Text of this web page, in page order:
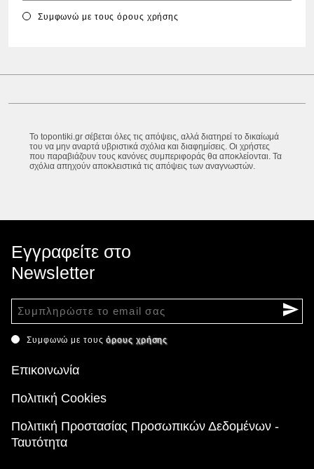
Συμφωνώ με τουςόρους χρήσης
Το topontiki.gr σέβεται όλες τις απόψεις, αλλά διατηρεί το δικαίωμά
του να μην αναρτά υβριστικά σχόλια και διαφημίσεις. Οι χρήστες
που παραβιάζουν τους κανόνες συμπεριφοράς θα αποκλείονται. Τα
σχόλια απηχούν αποκλειστικά τις απόψεις των αναγνωστών.
Εγγραφείτε στο
Newsletter
Συμφωνώ με τουςόρους χρήσης
Επικοινωνία
Πολιτική Cookies
Πολιτική Προστασίας Προσωπικών Δεδομένων -
Ταυτότητα